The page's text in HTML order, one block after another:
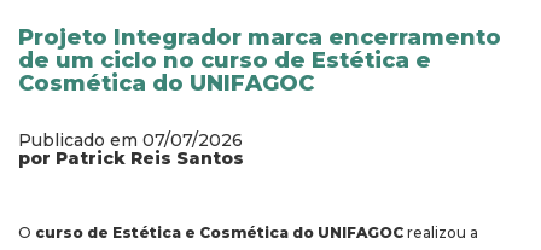
Projeto Integrador marca encerramento
de um ciclo no curso de Estética e
Cosmética do UNIFAGOC
Publicado em 07/07/2026
por Patrick Reis Santos
O curso de Estética e Cosmética do UNIFAGOC realizou a